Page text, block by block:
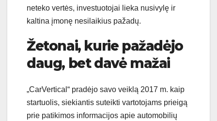
neteko vertės, investuotojai lieka nusivylę ir
kaltina įmonę nesilaikius pažadų.
Žetonai, kurie pažadėjo
daug, bet davė mažai
„CarVertical“ pradėjo savo veiklą 2017 m. kaip
startuolis, siekiantis suteikti vartotojams prieigą
prie patikimos informacijos apie automobilių